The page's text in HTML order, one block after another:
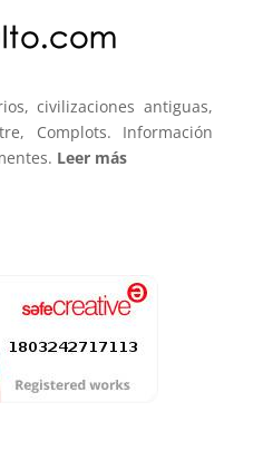
civilizaciones antiguas,
Complots. Información
Leer más